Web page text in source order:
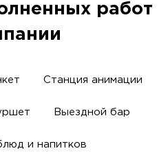
работ
Станция анимации
Выездной бар
и напитков